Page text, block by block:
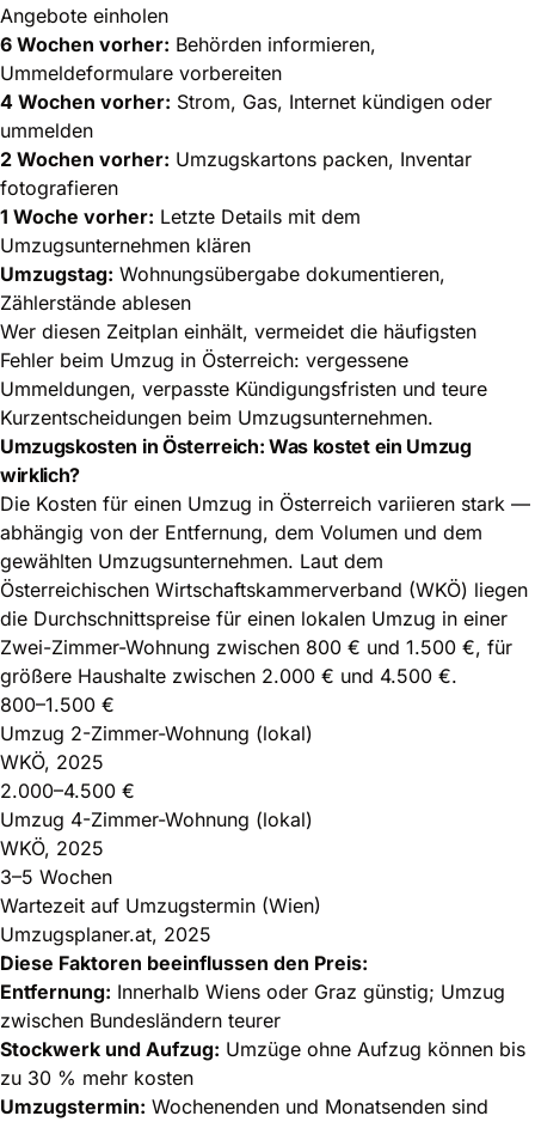
Angebote einholen
6 Wochen vorher: Behörden informieren,
Ummeldeformulare vorbereiten
4 Wochen vorher: Strom, Gas, Internet kündigen oder
ummelden
2 Wochen vorher: Umzugskartons packen, Inventar
fotografieren
1 Woche vorher: Letzte Details mit dem
Umzugsunternehmen klären
Umzugstag: Wohnungsübergabe dokumentieren,
Zählerstände ablesen
Wer diesen Zeitplan einhält, vermeidet die häufigsten
Fehler beim Umzug in Österreich: vergessene
Ummeldungen, verpasste Kündigungsfristen und teure
Kurzentscheidungen beim Umzugsunternehmen.
Umzugskosten in Österreich: Was kostet ein Umzug
wirklich?
Die Kosten für einen Umzug in Österreich variieren stark —
abhängig von der Entfernung, dem Volumen und dem
gewählten Umzugsunternehmen. Laut dem
Österreichischen Wirtschaftskammerverband (WKÖ) liegen
die Durchschnittspreise für einen lokalen Umzug in einer
Zwei-Zimmer-Wohnung zwischen 800 € und 1.500 €, für
größere Haushalte zwischen 2.000 € und 4.500 €.
800–1.500 €
Umzug 2-Zimmer-Wohnung (lokal)
WKÖ, 2025
2.000–4.500 €
Umzug 4-Zimmer-Wohnung (lokal)
WKÖ, 2025
3–5 Wochen
Wartezeit auf Umzugstermin (Wien)
Umzugsplaner.at, 2025
Diese Faktoren beeinflussen den Preis:
Entfernung: Innerhalb Wiens oder Graz günstig; Umzug
zwischen Bundesländern teurer
Stockwerk und Aufzug: Umzüge ohne Aufzug können bis
zu 30 % mehr kosten
Umzugstermin: Wochenenden und Monatsenden sind